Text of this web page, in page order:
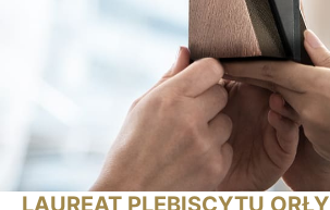
LAUREAT PLEBISCYTU ORŁY